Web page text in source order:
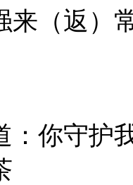
来（返）
：你守护